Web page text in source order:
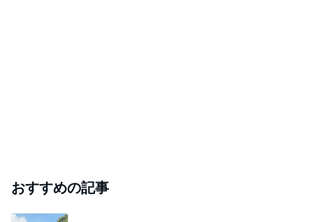
おすすめの記事